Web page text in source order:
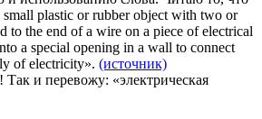
plastic or rubber object with two or
to the end of a wire on a piece of electrical
a special opening in a wall to connect
of electricity». (источник)
и перевожу: «электрическая